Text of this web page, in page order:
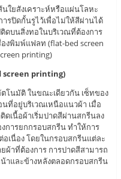
ใยสังเคราะห์หรือแผ่นโลหะ
รปิดกั้นรูไว้เพื่อไม่ให้สีผ่านได้
ดบนสิ่งทอในบริเวณที่ต้องการ
งพิมพ์แฟลท (flat-bed screen
printing)
screen printing)
โนมัติ ในขณะเดียวกัน เซ็ทของ
ที่อยู่บริเวณเหนือแนวผ้า เมื่อ
เนื้อผ้าเริ่มปาดสีผ่านสกรีนลง
การยกกรอบสกรีน ทำให้การ
เนื่อง โดยในกรอบสกรีนแต่ละ
ผ้าที่ต้องการ การปาดสีสามารถ
าและข้างหลังตลอดกรอบสกรีน